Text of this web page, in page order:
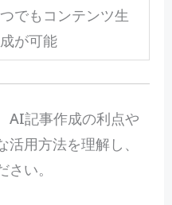
つでもコンテンツ生
成が可能
AI記事作成の利点や
用方法を理解し、
い。